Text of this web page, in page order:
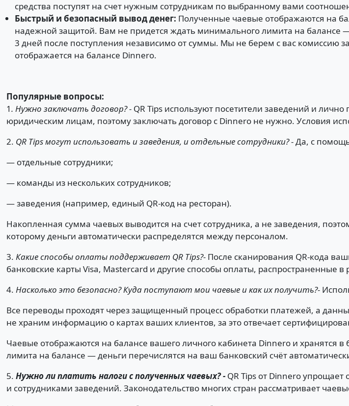
средства поступят на счет нужным сотрудникам по выбранному вами
Быстрый и безопасный вывод денег: Полученные чаевые отображаются на
надежной защитой. Вам не придется ждать минимального лимита на балансе
3 дней после поступления независимо от суммы. Мы не берем с вас комиссию
отображается на балансе Dinnero.
Популярные вопросы:
1. Нужно заключать договор? - QR Tips используют посетители заведений и
юридическим лицам, поэтому заключать договор с Dinnero не нужно. Условия
2. QR Tips могут использовать и заведения, и отдельные сотрудники? -Да, с
— отдельные сотрудники;
— команды из нескольких сотрудников;
— заведения (например, единый QR-код на ресторан).
Накопленная сумма чаевых выводится на счет сотрудника, а не заведения,
которому деньги автоматически распределятся между персоналом.
3. Какие способы оплаты поддерживает QR Tips?- После сканирования QR-кода
банковские карты Visa, Mastercard и другие способы оплаты, распространенные в
4. Насколько это безопасно? Куда поступают мои чаевые и как их получить?-
Все переводы проходят через защищенный процесс обработки платежей, а
не храним информацию о картах ваших клиентов, за это отвечает
Чаевые отображаются на балансе вашего личного кабинета Dinnero и
лимита на балансе — деньги перечислятся на ваш банковский счёт
5. Нужно ли платить налоги с полученных чаевых? - QR Tips от Dinnero
и сотрудниками заведений. Законодательство многих стран рассматривает